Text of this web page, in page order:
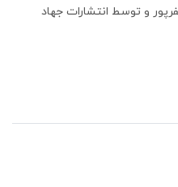
و توسط انتشارات جهاد